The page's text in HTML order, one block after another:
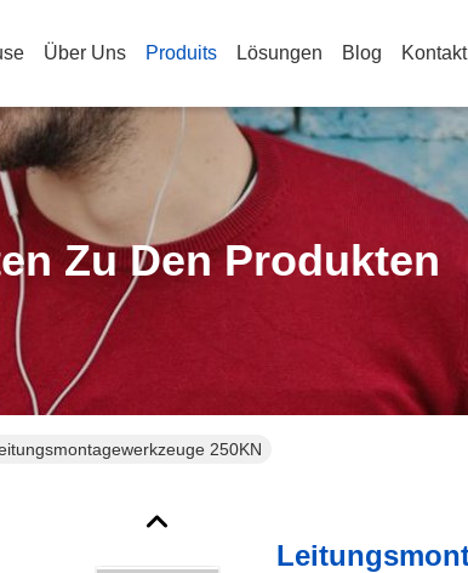
Über Uns Produits Lösungen Blog
Zu Den Produkten
250KN